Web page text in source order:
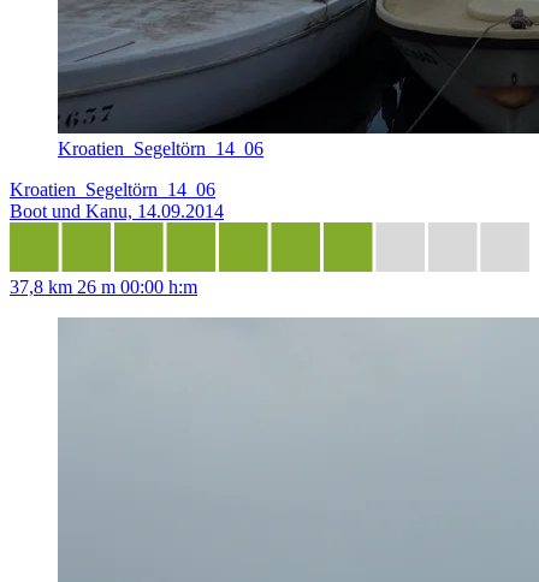
Kroatien_Segeltörn_14_06
Kroatien_Segeltörn_14_06
Boot und Kanu, 14.09.2014
37,8 km 26 m 00:00 h:m